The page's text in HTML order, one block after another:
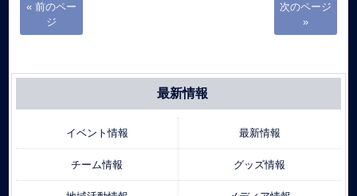
« 前のペー
ジ
次のページ
»
最新情報
イベント情報 最新情報
チーム情報 グッズ情報